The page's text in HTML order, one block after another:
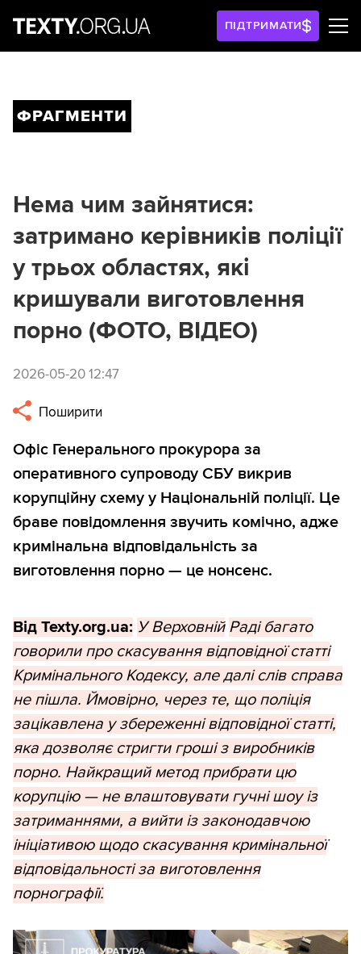
ПІДТРИМАТИ
ФРАГМЕНТИ
Нема чим зайнятися:
затримано керівників поліції
у трьох областях, які
кришували виготовлення
порно (ФОТО, ВІДЕО)
2026-05-20 12:47
Поширити
Офіс Генерального прокурора за
оперативного супроводу СБУ викрив
корупційну схему у Національній поліції. Це
браве повідомлення звучить комічно, адже
кримінальна відповідальність за
виготовлення порно — це нонсенс.
Від Texty.org.ua: У Верховній Раді багато
говорили про скасування відповідної статті
Кримінального Кодексу, але далі слів справа
не пішла. Ймовірно, через те, що поліція
зацікавлена у збереженні відповідної статті,
яка дозволяє стригти гроші з виробників
порно. Найкращий метод прибрати цю
корупцію — не влаштовувати гучні шоу із
затриманнями, а вийти із законодавчою
ініціативою щодо скасування кримінальної
відповідальності за виготовлення
порнографії.